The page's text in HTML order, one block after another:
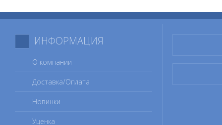
ИНФОРМАЦИЯ
О компании
Доставка/Оплата
Новинки
Уценка